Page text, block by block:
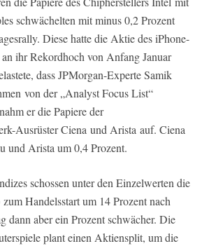
schwächelten mit minus 0,2 Prozent
Diese hatte die Aktie des iPhone-
ihr Rekordhoch von Anfang Januar
dass JPMorgan-Experte Samik
von der „Analyst Focus List“
er die Papiere der
Ausrüster Ciena und Arista auf. Ciena
und Arista um 0,4 Prozent.
schossen unter den Einzelwerten die
Handelsstart um 14 Prozent nach
dann aber ein Prozent schwächer. Die
plant einen Aktiensplit, um die